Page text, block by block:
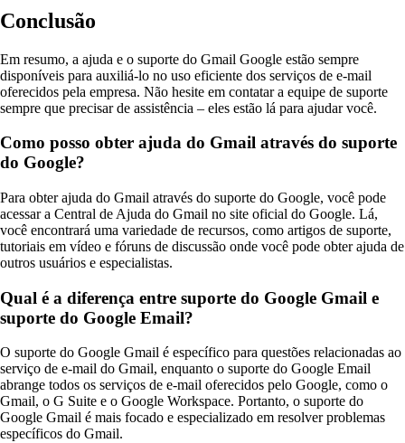
Conclusão
Em resumo, a ajuda e o suporte do Gmail Google estão sempre
disponíveis para auxiliá-lo no uso eficiente dos serviços de e-mail
oferecidos pela empresa. Não hesite em contatar a equipe de suporte
sempre que precisar de assistência – eles estão lá para ajudar você.
Como posso obter ajuda do Gmail através do suporte
do Google?
Para obter ajuda do Gmail através do suporte do Google, você pode
acessar a Central de Ajuda do Gmail no site oficial do Google. Lá,
você encontrará uma variedade de recursos, como artigos de suporte,
tutoriais em vídeo e fóruns de discussão onde você pode obter ajuda de
outros usuários e especialistas.
Qual é a diferença entre suporte do Google Gmail e
suporte do Google Email?
O suporte do Google Gmail é específico para questões relacionadas ao
serviço de e-mail do Gmail, enquanto o suporte do Google Email
abrange todos os serviços de e-mail oferecidos pelo Google, como o
Gmail, o G Suite e o Google Workspace. Portanto, o suporte do
Google Gmail é mais focado e especializado em resolver problemas
específicos do Gmail.